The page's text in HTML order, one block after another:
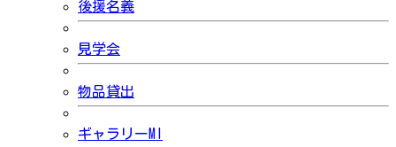
後援名義
見学会
物品貸出
ギャラリーMI